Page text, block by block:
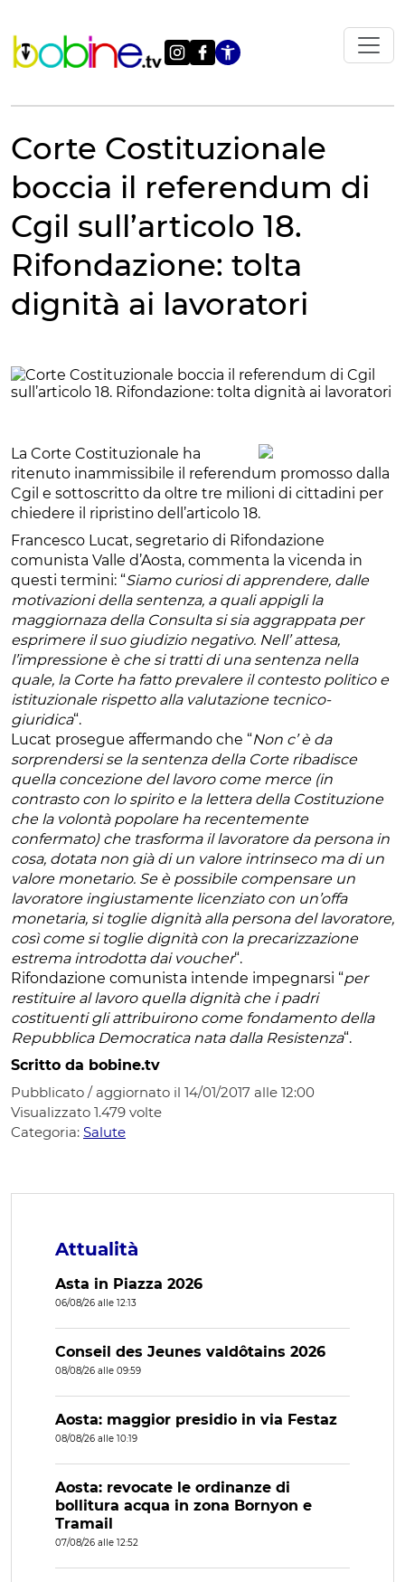
contenuto
Apri le
Corte Costituzionale
boccia il referendum di
Cgil sull’articolo 18.
Rifondazione: tolta
dignità ai lavoratori
La Corte Costituzionale ha
ritenuto inammissibile il referendum promosso dalla
Cgil e sottoscritto da oltre tre milioni di cittadini per
chiedere il ripristino dell’articolo 18.
Francesco Lucat, segretario di Rifondazione
comunista Valle d’Aosta, commenta la vicenda in
questi termini: “Siamo curiosi di apprendere, dalle
motivazioni della sentenza, a quali appigli la
maggiornaza della Consulta si sia aggrappata per
esprimere il suo giudizio negativo. Nell’ attesa,
l’impressione è che si tratti di una sentenza nella
quale, la Corte ha fatto prevalere il contesto politico e
istituzionale rispetto alla valutazione tecnico-
giuridica“.
Lucat prosegue affermando che “Non c’ è da
sorprendersi se la sentenza della Corte ribadisce
quella concezione del lavoro come merce (in
contrasto con lo spirito e la lettera della Costituzione
che la volontà popolare ha recentemente
confermato) che trasforma il lavoratore da persona in
cosa, dotata non già di un valore intrinseco ma di un
valore monetario. Se è possibile compensare un
lavoratore ingiustamente licenziato con un’offa
monetaria, si toglie dignità alla persona del lavoratore,
così come si toglie dignità con la precarizzazione
estrema introdotta dai voucher“.
Rifondazione comunista intende impegnarsi “per
restituire al lavoro quella dignità che i padri
costituenti gli attribuirono come fondamento della
Repubblica Democratica nata dalla Resistenza“.
Scritto da bobine.tv
Pubblicato / aggiornato il 14/01/2017 alle 12:00
Visualizzato 1.479 volte
Categoria: Salute
Attualità
Asta in Piazza 2026
06/08/26 alle 12:13
Conseil des Jeunes valdôtains 2026
08/08/26 alle 09:59
Aosta: maggior presidio in via Festaz
08/08/26 alle 10:19
Aosta: revocate le ordinanze di
bollitura acqua in zona Bornyon e
Tramail
07/08/26 alle 12:52